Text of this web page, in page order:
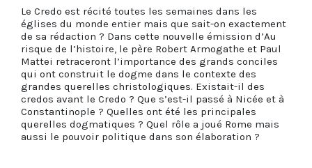
Le Credo est récité toutes les semaines dans les
églises du monde entier mais que sait-on exactement
de sa rédaction ? Dans cette nouvelle émission d’Au
risque de l’histoire, le père Robert Armogathe et Paul
Mattei retraceront l’importance des grands conciles
qui ont construit le dogme dans le contexte des
grandes querelles christologiques. Existait-il des
credos avant le Credo ? Que s’est-il passé à Nicée et à
Constantinople ? Quelles ont été les principales
querelles dogmatiques ? Quel rôle a joué Rome mais
aussi le pouvoir politique dans son élaboration ?